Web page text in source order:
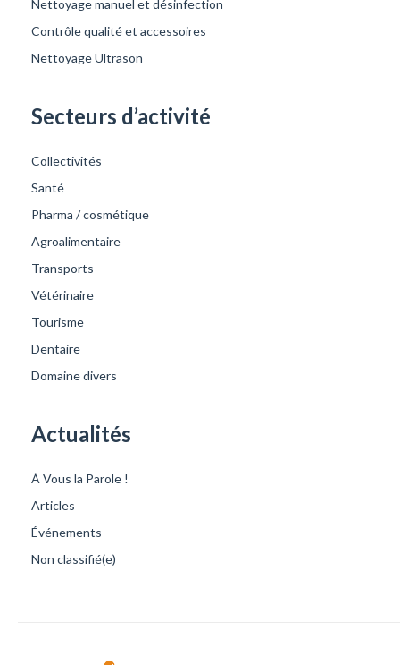
Nettoyage manuel et désinfection
Contrôle qualité et accessoires
Nettoyage Ultrason
Secteurs d’activité
Collectivités
Santé
Pharma / cosmétique
Agroalimentaire
Transports
Vétérinaire
Tourisme
Dentaire
Domaine divers
Actualités
À Vous la Parole !
Articles
Événements
Non classifié(e)